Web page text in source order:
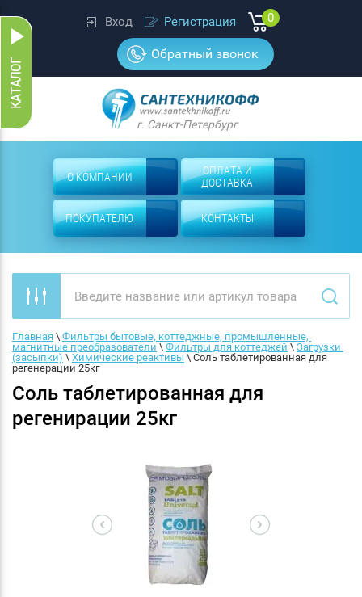
Вход Регистрация 0
Обратный звонок
г. Санкт-Петербург
О КОМПАНИИ
ОПЛАТА И
ДОСТАВКА
ПОКУПАТЕЛЮ КОНТАКТЫ
Главная \ Фильтры бытовые, коттеджные, промышленные,
магнитные преобразователи \ Фильтры для коттеджей \ Загрузки
(засыпки) \ Химические реактивы \ Соль таблетированная для
регенерации 25кг
Соль таблетированная для
регенирации 25кг